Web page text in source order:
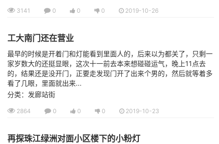
3141 0 0 0 2019-10-26
工大南门还在营业
最早的时候是开着门和灯能看到里面人的，后来以为都关了，只剩一
家岁数大的还挺显眼，这次十一前去本来想碰碰运气，晚上11点去
的，结果还是没开门，正要走发现门开了出来个男的，然后就等着多
看了几眼，里面就出来...
分类：发廊站街
2864 0 0 0 2019-10-23
再探珠江绿洲对面小区楼下的小粉灯